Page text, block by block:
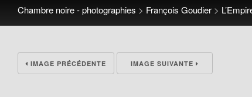
Chambre noire - photographies > François Goudier >
IMAGE PRÉCÉDENTE IMAGE SUIVANTE